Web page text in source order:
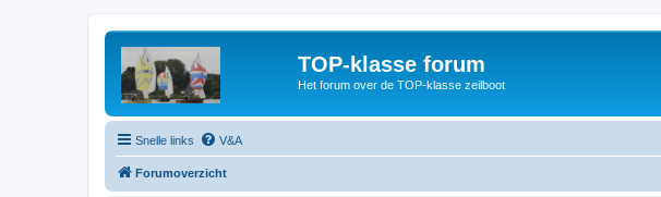
TOP-klasse forum
Het forum over de TOP-klasse zeilboot
Snelle links V&A
Forumoverzicht